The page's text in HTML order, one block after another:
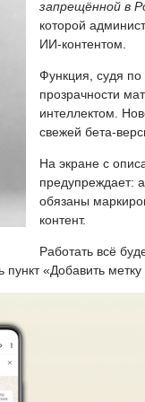
запрещённой в
которой
ИИ-контентом.
Функция, судя
прозрачности
интеллектом.
свежей бета-
На экране с
предупреждает:
обязаны
контент.
Работать всё
«Добавить метку